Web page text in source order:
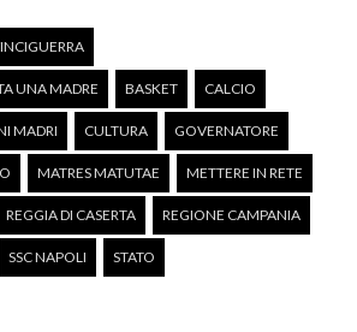
UNA MADRE BASKET CALCIO
MADRI CULTURA GOVERNATORE
MATRES MATUTAE METTERE IN RETE
REGGIA DI CASERTA REGIONE CAMPANIA
SSC NAPOLI STATO